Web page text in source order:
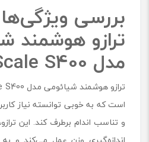
بررسی
ترازو هوشمند
مدل S400
است که به‌ خوبی توانسته نیاز
و تناسب اندام برطرف کند. این